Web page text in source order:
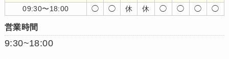
09:30〜18:00
◯ ◯ 休 休 ◯ ◯ ◯ ◯
営業時間
9:30~18:00